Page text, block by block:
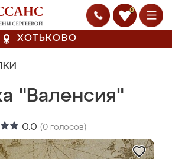
0
ХОТЬКОВО
"Валенсия"
0.0 (0 голосов)